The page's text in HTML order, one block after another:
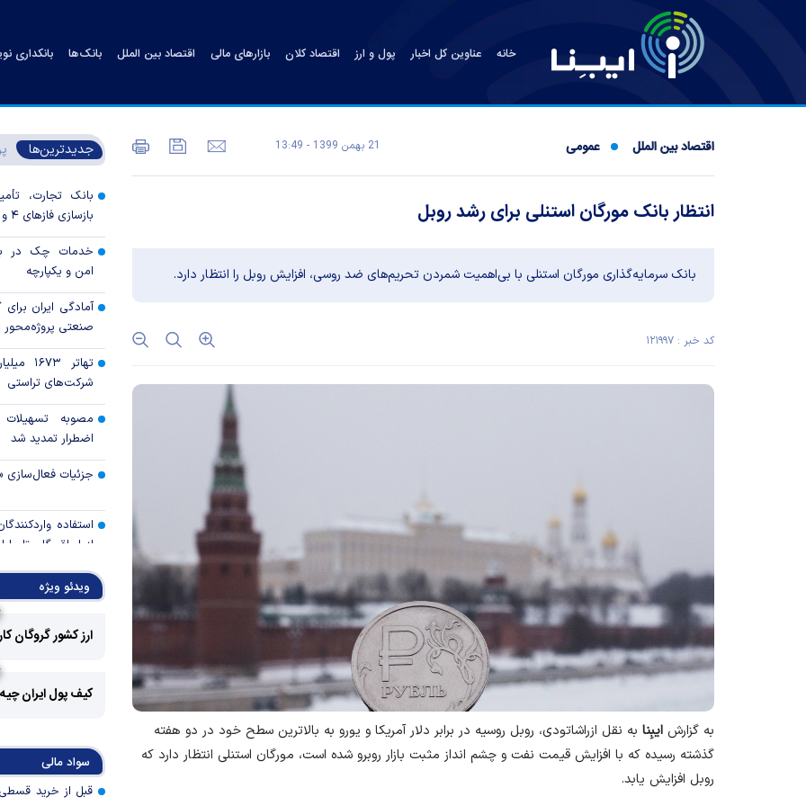
خانه عناوین کل اخبار پول و ارز اقتصاد کلان بازارهای مالی اقتصاد بین الملل بانک‌ها بانکداری
اقتصاد بین الملل عمومی 21 بهمن 1399 - 13:49
انتظار بانک مورگان استنلی برای رشد روبل
بانک سرمایه‌گذاری مورگان استنلی با بی‌اهمیت شمردن تحریم‌های ضد روسی، افزایش روبل را انتظار دارد.
کد خبر : ۱۲۱۹۹۷
به گزارش ایبِنا به نقل ازراشاتودی، روبل روسیه در برابر دلار آمریکا و یورو به بالاترین سطح خود در دو هفته
گذشته رسیده که با افزایش قیمت نفت و چشم انداز مثبت بازار روبرو شده است، مورگان استنلی انتظار دارد که
روبل افزایش یابد.
جدیدترین‌ها
بانک تجارت،
بازسازی فاز‌های ۴ و ۵ پارس جنوبی
خدمات چک در
امن و یکپارچه
آمادگی ایران
صنعتی
تهاتر
شرکت‌های تراستی
مصوبه
اضطرار تمدید شد
جزئیات فعال‌سازی
استفاده
رالی وال‌استریت،
جهان با
پروژه‌ها در اولویت
اولویت‌های
اقتصاد جنگی
ویدئو ویژه
ارز کشور گروگان
کیف پول ایران
سواد مالی